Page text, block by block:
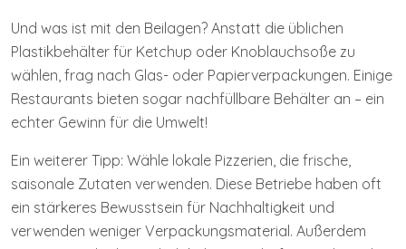
Und was ist mit den Beilagen? Anstatt die üblichen
Plastikbehälter für Ketchup oder Knoblauchsoße zu
wählen, frag nach Glas- oder Papierverpackungen. Einige
Restaurants bieten sogar nachfüllbare Behälter an – ein
echter Gewinn für die Umwelt!
Ein weiterer Tipp: Wähle lokale Pizzerien, die frische,
saisonale Zutaten verwenden. Diese Betriebe haben oft
ein stärkeres Bewusstsein für Nachhaltigkeit und
verwenden weniger Verpackungsmaterial. Außerdem